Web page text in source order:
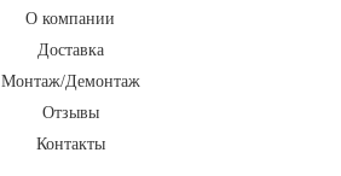
О компании
Доставка
Монтаж/Демонтаж
Отзывы
Контакты